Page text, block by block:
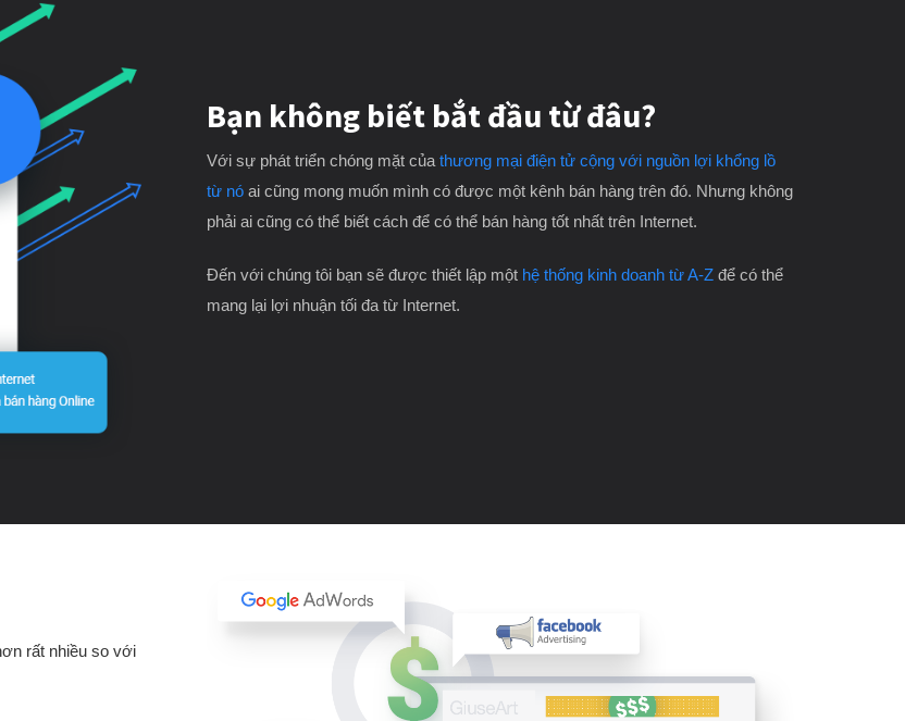
Bạn không biết bắt đầu từ đâu?
Với sự phát triển chóng mặt của thương mại điện tử cộng với nguồn lợi khổng lồ
từ nó ai cũng mong muốn mình có được một kênh bán hàng trên đó. Nhưng không
phải ai cũng có thể biết cách để có thể bán hàng tốt nhất trên Internet.
Đến với chúng tôi bạn sẽ được thiết lập một hệ thống kinh doanh từ A-Z để có thể
mang lại lợi nhuận tối đa từ Internet.
rất nhiều so với